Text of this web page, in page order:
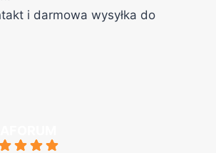
i darmowa wysyłka do